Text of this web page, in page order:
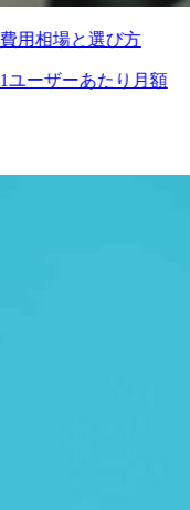
用相場と選び方
ユーザーあたり月額